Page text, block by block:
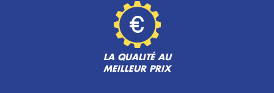
LA QUALITÉ AU
MEILLEUR PRIX